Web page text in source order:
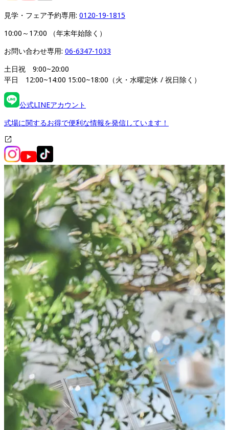
見学・フェア予約専用: 0120-19-1815
10:00～17:00 （年末年始除く）
お問い合わせ専用: 06-6347-1033
土日祝　9:00~20:00
平日　12:00~14:00 15:00~18:00（火・水曜定休 / 祝日除く）
公式LINEアカウント
式場に関するお得で便利な情報を発信しています！